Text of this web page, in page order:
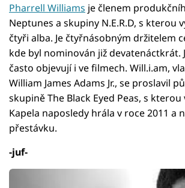
Pharrell Williams je členem
Neptunes a skupiny N.E.R.D, s kterou
čtyři alba. Je čtyřnásobným držitelem
kde byl nominován již devatenáctkrát.
často objevují i ve filmech. Will.i.am,
William James Adams Jr., se proslavil
skupině The Black Eyed Peas, s kterou
Kapela naposledy hrála v roce 2011 a
přestávku.
-juf-